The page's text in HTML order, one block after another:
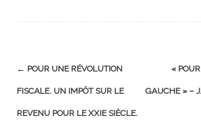
Post
navigation
← POUR UNE RÉVOLUTION
FISCALE. UN IMPÔT SUR LE
REVENU POUR LE XXIE SIÈCLE.
«
GAUCHE » –